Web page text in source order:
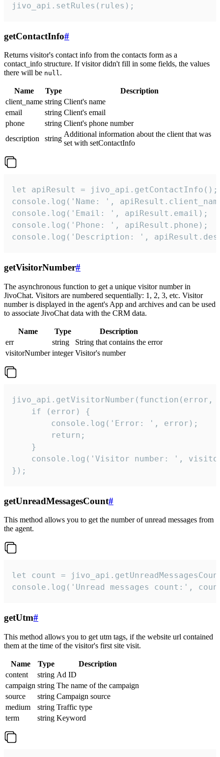
jivo_api.setRules(rules);
getContactInfo#
Returns visitor's contact info from the contacts form as a
contact_info structure. If visitor didn't fill in some fields, the values
there will be null.
Name Type
Description
client_name string Client's name
email
string Client's email
phone
string Client's phone number
description
string
Additional information about the client that was
set with setContactInfo
let apiResult = jivo_api.getContactInfo();
console.log('Name: ',
console.log('Email: ', apiResult.email);
console.log('Phone: ', apiResult.phone);
console.log('Description: ',
getVisitorNumber#
The asynchronous function to get a unique visitor number in
JivoChat. Visitors are numbered sequentially: 1, 2, 3, etc. Visitor
number is displayed in the agent's App and archives and can be used
to associate JivoChat data with the CRM data.
Name Type
Description
err
string
String that contains the error
visitorNumber integer Visitor's number
jivo_api.getVisitorNumber(function(error,
    if (error) {
        console.log('Error: ', error);
        return;
    }
console.log('Visitor number: ',
});
getUnreadMessagesCount#
This method allows you to get the number of unread messages from
the agent.
let count =
console.log('Unread messages count:',
getUtm#
This method allows you to get utm tags, if the website url contained
them at the time of the visitor's first site visit.
Name Type
Description
content
string Ad ID
campaign string The name of the campaign
source
string Campaign source
medium
string Traffic type
term
string Keyword